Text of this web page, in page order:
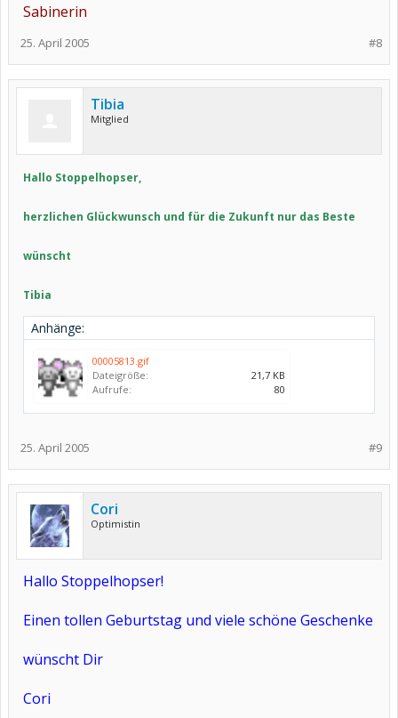
Sabinerin
#8
25. April 2005
Tibia
Mitglied
Hallo Stoppelhopser,
herzlichen Glückwunsch und für die Zukunft nur das Beste
wünscht
Tibia
Anhänge:
00005813.gif
Dateigröße:
21,7 KB
Aufrufe:
80
#9
25. April 2005
Cori
Optimistin
Hallo Stoppelhopser!
Einen tollen Geburtstag und viele schöne Geschenke
wünscht Dir
Cori